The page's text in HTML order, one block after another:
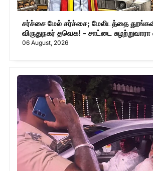
சர்ச்சை மேல் சர்ச்சை; மேலிடத்தை
விருதுநகர் தவெக! - சாட்டை
06 August, 2026